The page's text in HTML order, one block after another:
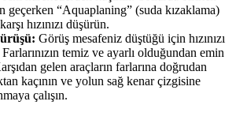
geçerken “Aquaplaning” (suda kızaklama)
hızınızı düşürün.
Görüş mesafeniz düştüğü için hızınızı
Farlarınızın temiz ve ayarlı olduğundan emin
gelen araçların farlarına doğrudan
kaçının ve yolun sağ kenar çizgisine
çalışın.